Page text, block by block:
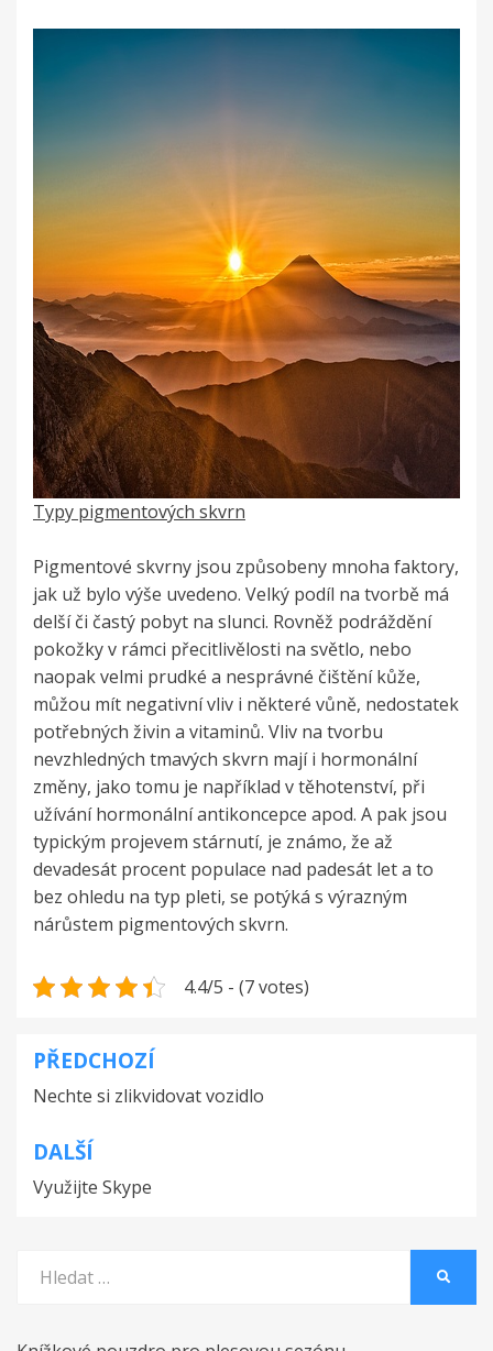
Typy pigmentových skvrn
Pigmentové skvrny jsou způsobeny mnoha faktory,
jak už bylo výše uvedeno. Velký podíl na tvorbě má
delší či častý pobyt na slunci. Rovněž podráždění
pokožky v rámci přecitlivělosti na světlo, nebo
naopak velmi prudké a nesprávné čištění kůže,
můžou mít negativní vliv i některé vůně, nedostatek
potřebných živin a vitaminů. Vliv na tvorbu
nevzhledných tmavých skvrn mají i hormonální
změny, jako tomu je například v těhotenství, při
užívání hormonální antikoncepce apod. A pak jsou
typickým projevem stárnutí, je známo, že až
devadesát procent populace nad padesát let a to
bez ohledu na typ pleti, se potýká s výrazným
nárůstem pigmentových skvrn.
4.4/5 - (7 votes)
Navigace
pro
příspěvek
PŘEDCHOZÍ
Nechte si zlikvidovat vozidlo
DALŠÍ
Využijte Skype